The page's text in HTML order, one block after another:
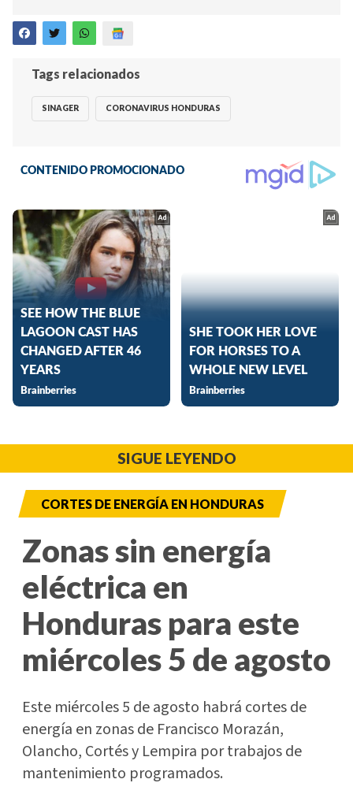
Tags relacionados
SINAGER CORONAVIRUS HONDURAS
SIGUE LEYENDO
CORTES DE ENERGÍA EN HONDURAS
Zonas sin energía
eléctrica en
Honduras para este
miércoles 5 de agosto
Este miércoles 5 de agosto habrá cortes de
energía en zonas de Francisco Morazán,
Olancho, Cortés y Lempira por trabajos de
mantenimiento programados.